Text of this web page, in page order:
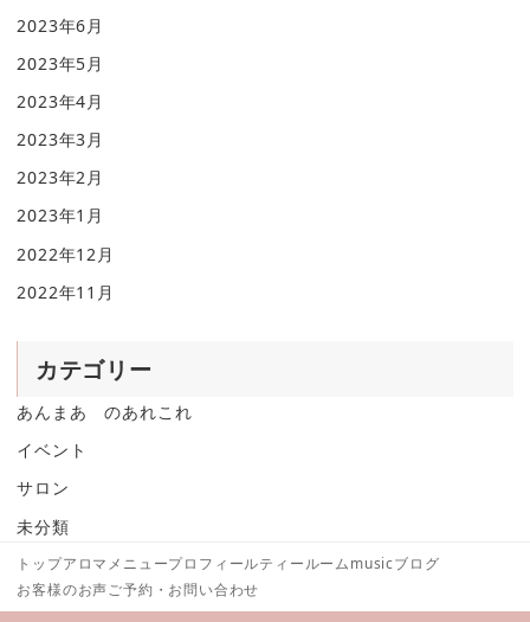
2023年6月
2023年5月
2023年4月
2023年3月
2023年2月
2023年1月
2022年12月
2022年11月
カテゴリー
あんまあ のあれこれ
イベント
サロン
未分類
トップアロマメニュープロフィールティールームmusicブログ
お客様のお声ご予約・お問い合わせ